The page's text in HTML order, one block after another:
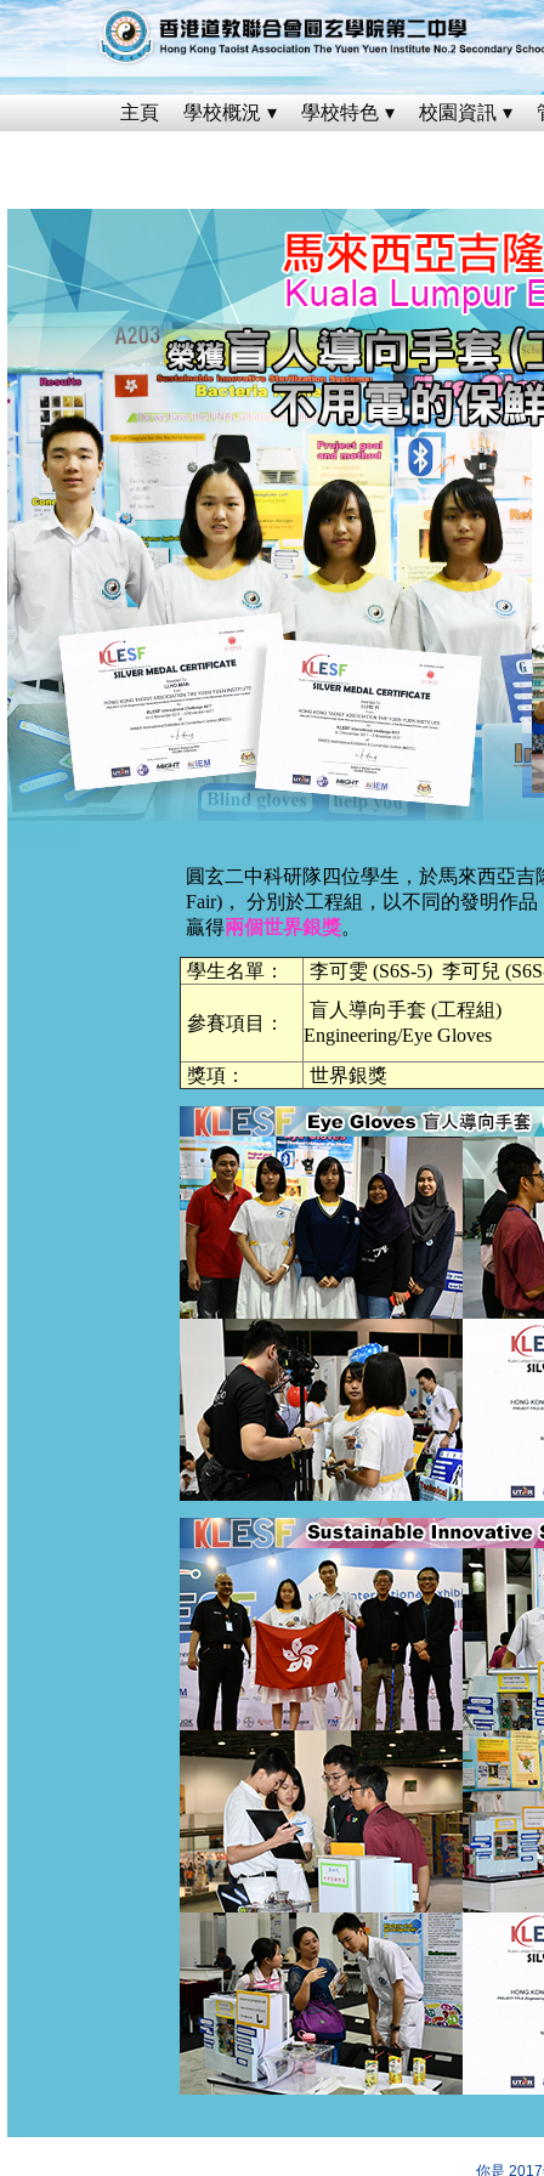
主頁 學校概況 學校特色 校園資訊
圓玄二中科研隊四位學生，於馬來西亞吉
Fair)， 分別於工程組，以不同的發明作
贏得兩個世界銀獎。
學生名單： 李可雯 (S6S-5) 李可兒
參賽項目：
盲人導向手套 (工程組)
Engineering/Eye Gloves
獎項：
世界銀獎
你是